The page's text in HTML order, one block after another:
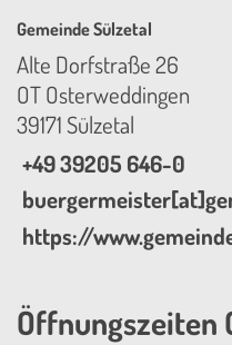
Gemeinde Sülzetal
Alte Dorfstraße 26
OT Osterweddingen
39171 Sülzetal
+49 39205 646-0
https://
Öffnungszeiten